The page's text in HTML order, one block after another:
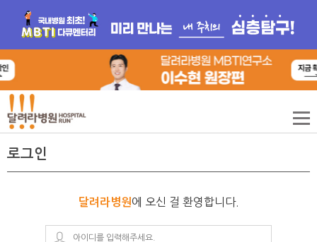
로그인
달려라병원 에 오신 걸 환영합니다.